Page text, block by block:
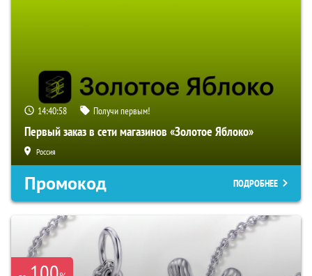
14:40:57 Получи первым!
Первый заказ в сети магазинов «Золотое Яблоко»
Россия
Промокод ПОДРОБНЕЕ